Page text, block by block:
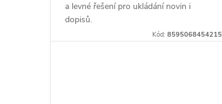
a levné řešení pro ukládání novin i
dopisů.
Kód:8595068454215